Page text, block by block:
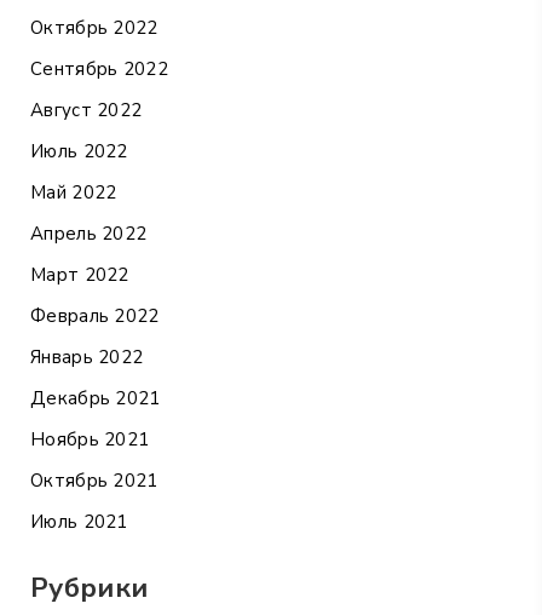
Октябрь 2022
Сентябрь 2022
Август 2022
Июль 2022
Май 2022
Апрель 2022
Март 2022
Февраль 2022
Январь 2022
Декабрь 2021
Ноябрь 2021
Октябрь 2021
Июль 2021
Рубрики